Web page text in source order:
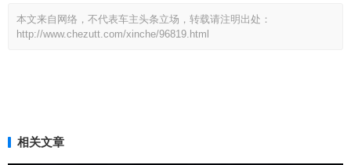
本文来自网络，不代表车主头条立场，转载请注明出处：
http://www.chezutt.com/xinche/96819.html
相关文章